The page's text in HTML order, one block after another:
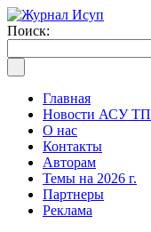
Поиск:
Главная
Новости АСУ ТП
О нас
Контакты
Авторам
Темы на 2026 г.
Партнеры
Реклама